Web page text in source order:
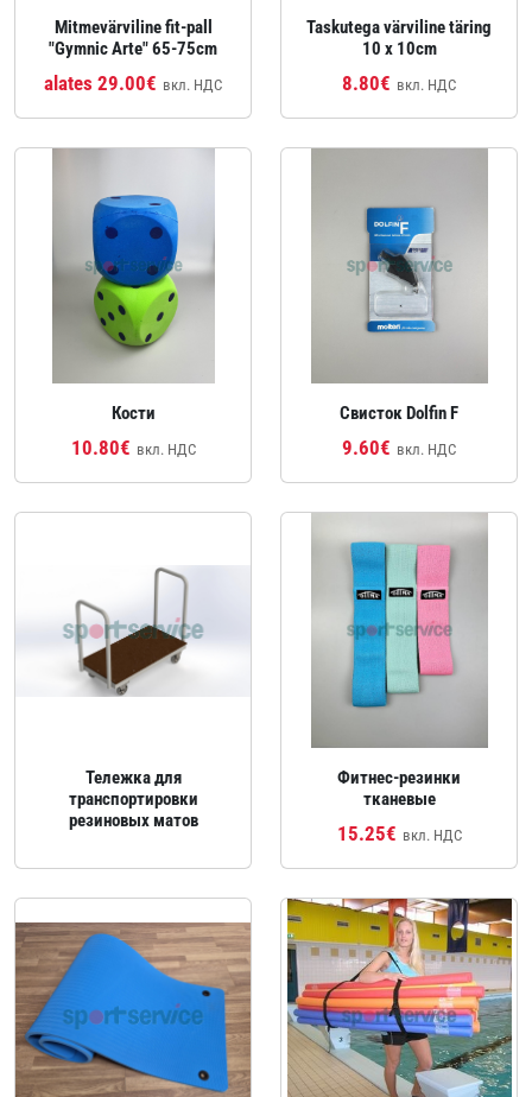
Mitmevärviline fit-pall
"Gymnic Arte" 65-75cm
alates 29.00€ вкл. НДС
Taskutega värviline täring
10 x 10cm
8.80€ вкл. НДС
Кости
10.80€ вкл. НДС
Свисток Dolfin F
9.60€ вкл. НДС
Тележка для
транспортировки
резиновых матов
Фитнес-резинки
тканевые
15.25€ вкл. НДС